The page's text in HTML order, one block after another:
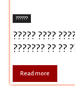
??????
????? ????
??????? ?? ??
Read more